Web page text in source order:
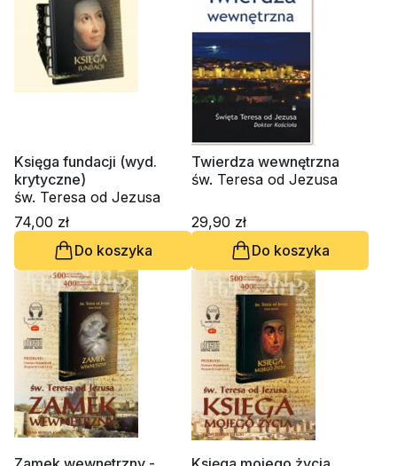
Księga fundacji (wyd.
krytyczne)
św. Teresa od Jezusa
74,00 zł
Do koszyka
Twierdza wewnętrzna
św. Teresa od Jezusa
29,90 zł
Do koszyka